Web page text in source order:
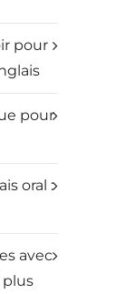
pour
pour
oral :
avec
plus